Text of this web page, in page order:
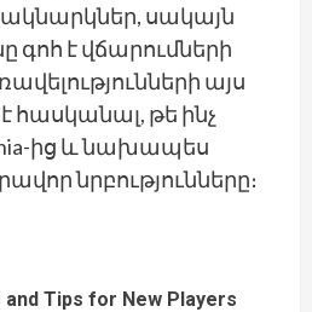
սակայն
գոհ է վճարումների
այս
հասկանալ, թե ինչ
ից և նախապես
նրբությունները։
Tips for New Players